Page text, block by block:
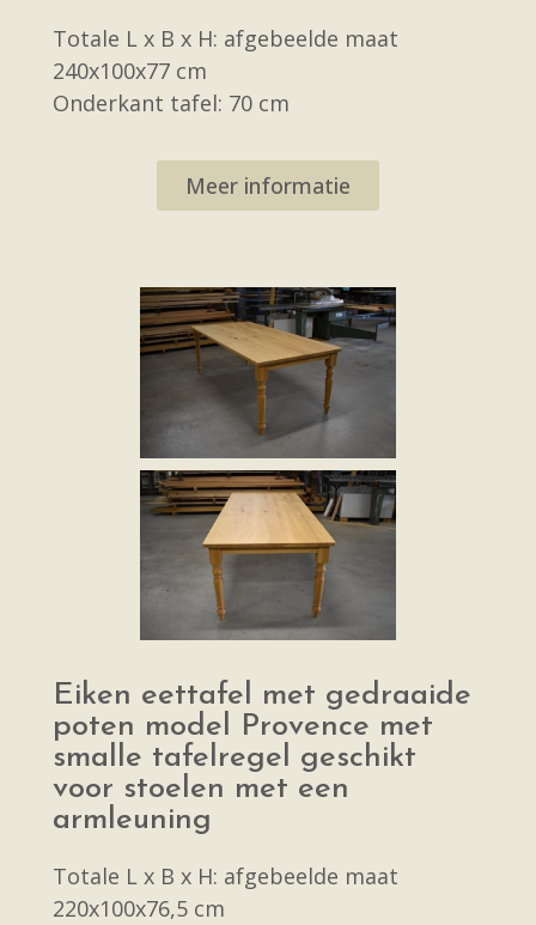
Totale L x B x H: afgebeelde maat
240x100x77 cm
Onderkant tafel: 70 cm
Meer informatie
Eiken eettafel met gedraaide
poten model Provence met
smalle tafelregel geschikt
voor stoelen met een
armleuning
Totale L x B x H: afgebeelde maat
220x100x76,5 cm